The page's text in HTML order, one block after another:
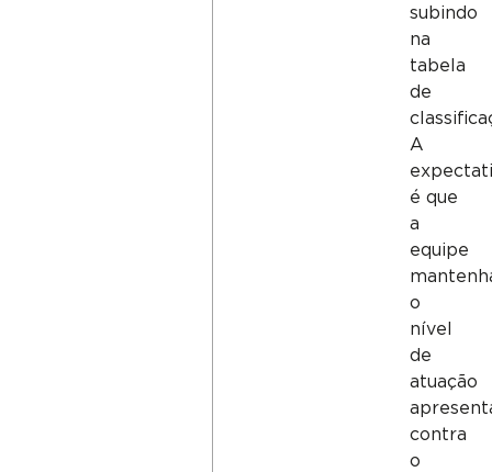
subindo
na
tabela
de
A
é que
a
equipe
o
nível
de
atuação
contra
o